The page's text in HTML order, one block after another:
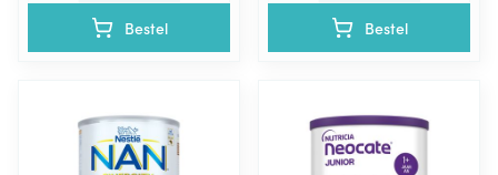
Bestel Bestel